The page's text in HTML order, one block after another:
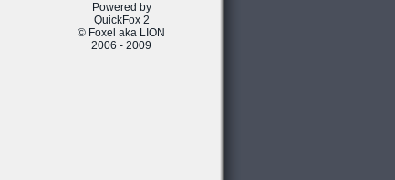
Powered by
QuickFox 2
© Foxel aka LION
2006 - 2009